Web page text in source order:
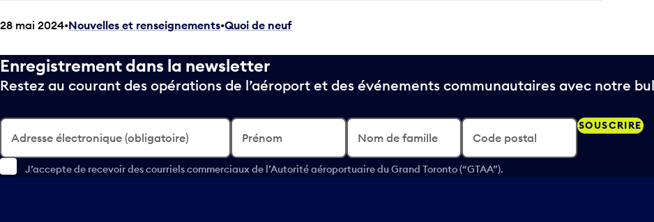
28 mai 2024 Nouvelles et renseignements•Quoi de neuf
Enregistrement dans la newsletter
Restez au courant des opérations de l’aéroport et des événements communautaires avec notre
Adresse électronique (obligatoire) Prénom Nom de famille Code postal
J’accepte de recevoir des courriels commerciaux de l’Autorité aéroportuaire du Grand Toronto (“GTAA”).
SOUSCRIRE